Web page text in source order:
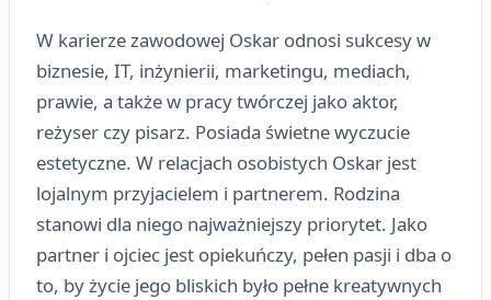
W karierze zawodowej Oskar odnosi sukcesy w
biznesie, IT, inżynierii, marketingu, mediach,
prawie, a także w pracy twórczej jako aktor,
reżyser czy pisarz. Posiada świetne wyczucie
estetyczne. W relacjach osobistych Oskar jest
lojalnym przyjacielem i partnerem. Rodzina
stanowi dla niego najważniejszy priorytet. Jako
partner i ojciec jest opiekuńczy, pełen pasji i dba o
to, by życie jego bliskich było pełne kreatywnych